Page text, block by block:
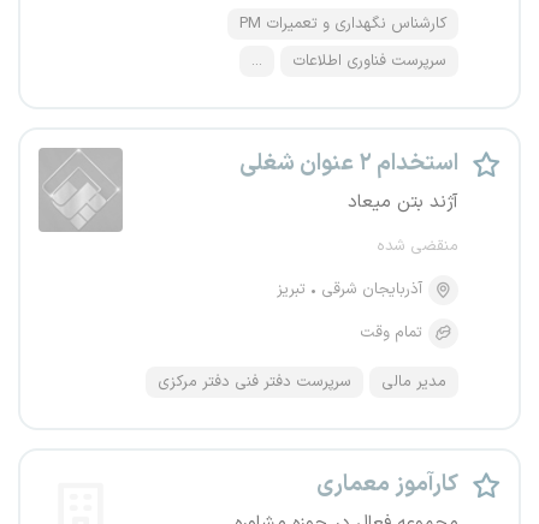
کارشناس نگهداری و تعمیرات PM
سرپرست فناوری اطلاعات
...
استخدام ۲ عنوان شغلی
آژند بتن میعاد
منقضی شده
آذربایجان شرقی
تبریز
تمام وقت
مدیر مالی سرپرست دفتر فنی دفتر مرکزی
کارآموز معماری